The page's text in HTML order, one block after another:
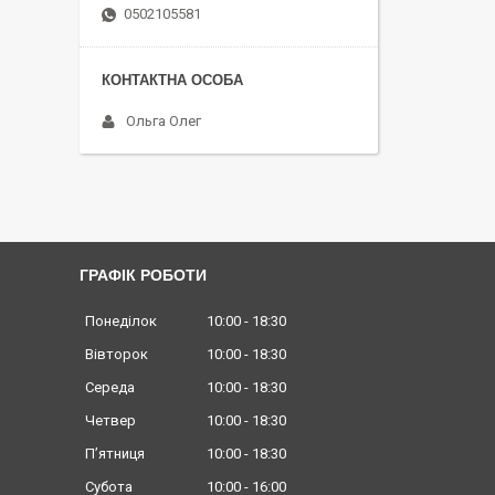
0502105581
Ольга Олег
ГРАФІК РОБОТИ
Понеділок 10:00
18:30
Вівторок
10:00
18:30
Середа
10:00
18:30
Четвер
10:00
18:30
Пʼятниця
10:00
18:30
Субота
10:00 16:00